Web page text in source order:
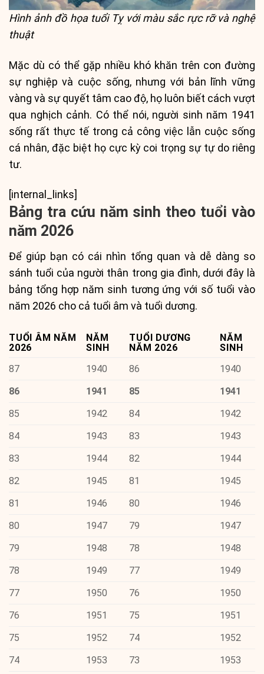
Hình ảnh đồ họa tuổi Tỵ với màu sắc rực rỡ và nghệ
thuật
Mặc dù có thể gặp nhiều khó khăn trên con đường
sự nghiệp và cuộc sống, nhưng với bản lĩnh vững
vàng và sự quyết tâm cao độ, họ luôn biết cách vượt
qua nghịch cảnh. Có thể nói, người sinh năm 1941
sống rất thực tế trong cả công việc lẫn cuộc sống
cá nhân, đặc biệt họ cực kỳ coi trọng sự tự do riêng
tư.
[internal_links]
Bảng tra cứu năm sinh theo tuổi vào
năm 2026
Để giúp bạn có cái nhìn tổng quan và dễ dàng so
sánh tuổi của người thân trong gia đình, dưới đây là
bảng tổng hợp năm sinh tương ứng với số tuổi vào
năm 2026 cho cả tuổi âm và tuổi dương.
TUỔI ÂM NĂM
2026
NĂM
SINH
TUỔI DƯƠNG
NĂM 2026
NĂM
SINH
87
1940 86
1940
86
1941 85
1941
85
1942 84
1942
84
1943 83
1943
83
1944 82
1944
82
1945 81
1945
81
1946 80
1946
80
1947 79
1947
79
1948 78
1948
78
1949 77
1949
77
1950 76
1950
76
1951 75
1951
75
1952 74
1952
74
1953 73
1953